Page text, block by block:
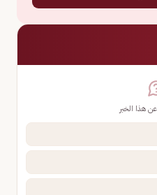
هذا الخبر